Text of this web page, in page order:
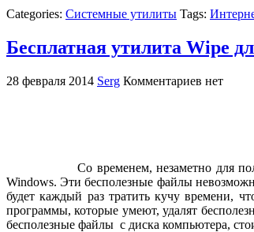
Categories: Системные утилиты Tags:
Бесплатная утилита Wipe
28 февраля 2014 Serg Комментариев нет
Со временем, незаметно для
Windows. Эти бесполезные файлы
будет каждый раз тратить кучу времени,
программы, которые умеют, удалят
бесполезные файлы с диска компьютера,